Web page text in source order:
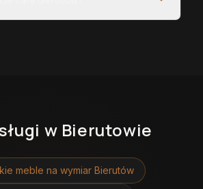
w Bierutowie
meble na wymiar Bierutów